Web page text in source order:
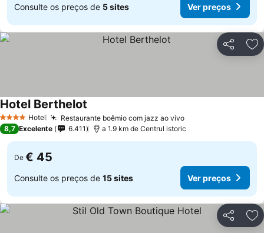
Consulte os preços de 5 sites Ver preços
Partilhar
4 EstrelasHotel Restaurante boêmio com jazz ao vivo
Hotel Berthelot
8,7 Excelente 6.411 a 1.9 km de Centrul istoric
De € 45
Consulte os preços de 15 sites Ver preços
Partilhar